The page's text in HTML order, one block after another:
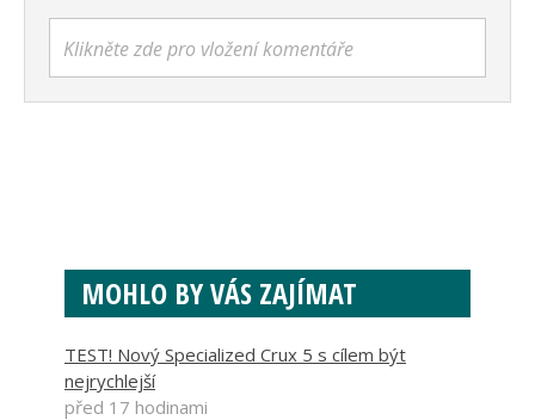
Klikněte zde pro vložení komentáře
MOHLO BY VÁS ZAJÍMAT
TEST! Nový Specialized Crux 5 s cílem být
nejrychlejší
před 17 hodinami